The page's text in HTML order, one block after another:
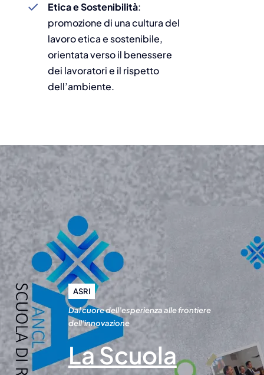
Etica e Sostenibilità:
promozione di una cultura del
lavoro etica e sostenibile,
orientata verso il benessere
dei lavoratori e il rispetto
dell’ambiente.
ASRI
Dal cuore dell’esperienza alle frontiere
dell’innovazione
La Scuola